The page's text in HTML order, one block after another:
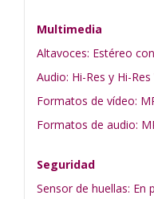
Multimedia
Altavoces: Estéreo
Audio: Hi-Res y Hi-
Formatos de vídeo:
Formatos de audio:
Seguridad
Sensor de huellas: En